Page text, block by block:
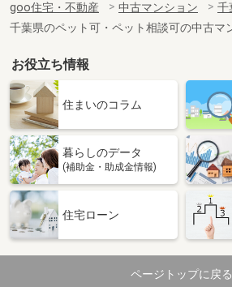
専有面積 58.2m²
間取り
2LDK
千葉県松戸市新松戸６
価 格
2,398万円
千葉県松戸市新
専有面積 75.22m²
間取り
千葉県船橋市本中山３
5,490万円
住 所
千葉県船橋市本
専有面積 91.97m²
間取り
4LDK
goo住宅・不動産 中古マンション
千
千葉県のペット可・ペット相談可の中古マ
お役立ち情報
住まいのコラム
暮らしのデータ
(補助金・助成金情報)
住宅ローン
ページトップに戻る